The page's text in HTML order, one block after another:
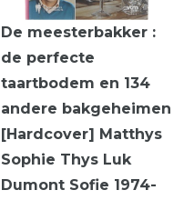
De meesterbakker :
de perfecte
taartbodem en 134
andere bakgeheimen
[Hardcover] Matthys
Sophie Thys Luk
Dumont Sofie 1974-